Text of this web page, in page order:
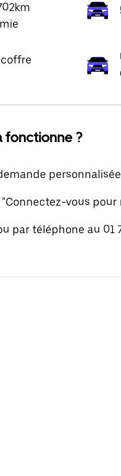
fonctionne ?
vous pour
par téléphone au 01